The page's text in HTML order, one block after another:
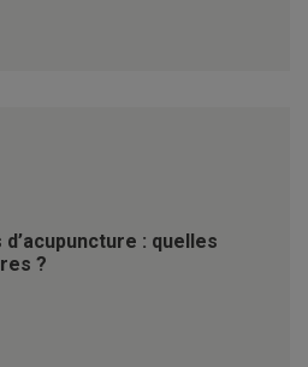
: quelles
?